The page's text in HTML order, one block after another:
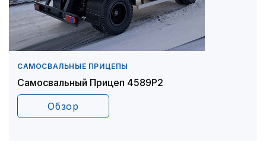
САМОСВАЛЬНЫЕ ПРИЦЕПЫ
Самосвальный Прицеп 4589Р2
Обзор